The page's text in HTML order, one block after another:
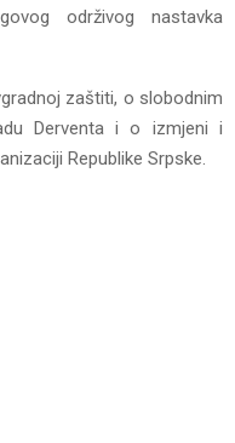
održivog nastavka
zaštiti, o slobodnim
Derventa i o izmjeni i
Republike Srpske.